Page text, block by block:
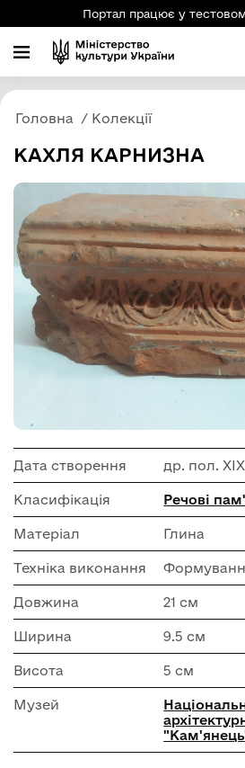
Портал працює у
Головна Колекції
КАХЛЯ КАРНИЗНА
Дата створення др. пол.
Класифікація Речові
Матеріал Глина
Техніка виконання
Довжина 21 см
Ширина 9.5 см
Висота 5 см
Музей